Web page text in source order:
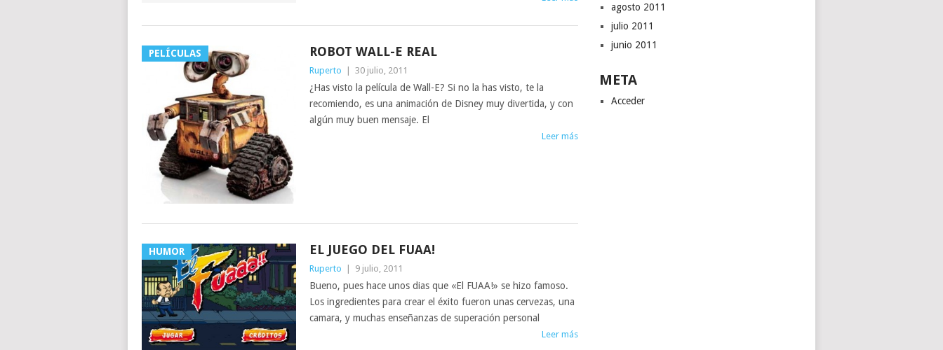
PELÍCULAS ROBOT WALL-E REAL
Ruperto 30 julio, 2011
¿Has visto la película de Wall-E? Si no la has visto, te la
recomiendo, es una animación de Disney muy divertida, y con
algún muy buen mensaje. El
Leer más
HUMOR EL JUEGO DEL FUAA!
Ruperto 9 julio, 2011
Bueno, pues hace unos dias que «El FUAA!» se hizo famoso.
Los ingredientes para crear el éxito fueron unas cervezas, una
camara, y muchas enseñanzas de superación personal
Leer más
agosto 2011
julio 2011
junio 2011
META
Acceder